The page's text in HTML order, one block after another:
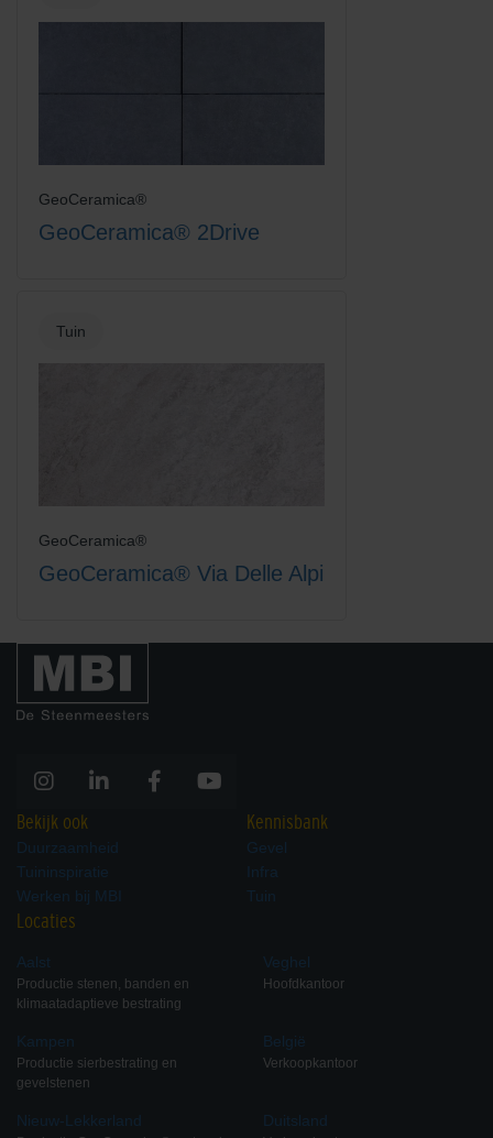
GeoCeramica®
GeoCeramica® 2Drive
Tuin
GeoCeramica®
GeoCeramica® Via Delle Alpi
Bekijk ook
Duurzaamheid
Tuininspiratie
Werken bij MBI
Kennisbank
Gevel
Infra
Tuin
Locaties
Aalst
Productie stenen, banden en
klimaatadaptieve bestrating
Kampen
Productie sierbestrating en
gevelstenen
Nieuw-Lekkerland
Veghel
Hoofdkantoor
België
Verkoopkantoor
Duitsland